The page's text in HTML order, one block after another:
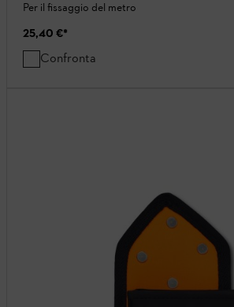
Per il fissaggio del metro
25,40 €*
Confronta